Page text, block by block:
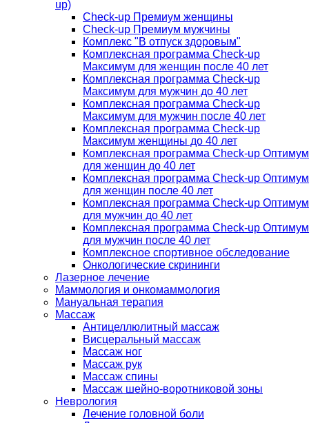
up)
Check-up Премиум женщины
Check-up Премиум мужчины
Комплекс "В отпуск здоровым"
Комплексная программа Check-up
Максимум для женщин после 40 лет
Комплексная программа Check-up
Максимум для мужчин до 40 лет
Комплексная программа Check-up
Максимум для мужчин после 40 лет
Комплексная программа Check-up
Максимум женщины до 40 лет
Комплексная программа Check-up Оптимум
для женщин до 40 лет
Комплексная программа Check-up Оптимум
для женщин после 40 лет
Комплексная программа Check-up Оптимум
для мужчин до 40 лет
Комплексная программа Check-up Оптимум
для мужчин после 40 лет
Комплексное спортивное обследование
Онкологические скрининги
Лазерное лечение
Маммология и онкомаммология
Мануальная терапия
Массаж
Антицеллюлитный массаж
Висцеральный массаж
Массаж ног
Массаж рук
Массаж спины
Массаж шейно-воротниковой зоны
Неврология
Лечение головной боли